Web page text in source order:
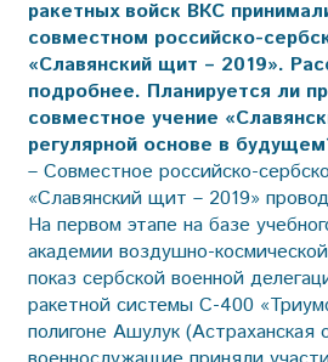
ракетных войск ВКС
совместном российско-
«Славянский щит – 2019».
подробнее. Планируется ли
совместное учение
регулярной основе в
– Совместное российско-
«Славянский щит – 2019»
На первом этапе на базе
академии воздушно-
показ сербской военной
ракетной системы С-400
полигоне Ашулук (Астраханская